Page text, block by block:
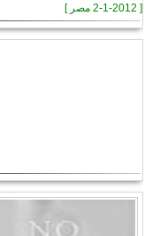
[ 2-1-2012 مصر ]